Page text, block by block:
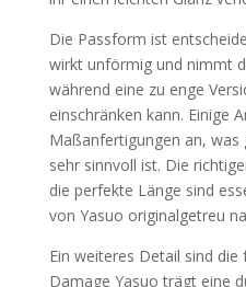
Die Passform ist
wirkt unförmig und nimmt
während eine zu enge
einschränken kann. Einige
Maßanfertigungen an,
sehr sinnvoll ist. Die
die perfekte Länge sind
von Yasuo originalgetreu
Ein weiteres Detail sind die
Damage Yasuo trägt eine